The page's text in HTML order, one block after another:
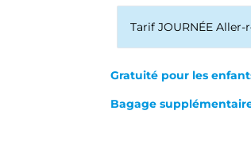
Tarif JOURNÉE
Gratuité pour les
Bagage